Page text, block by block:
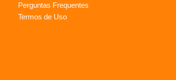
Perguntas Frequentes
Termos de Uso